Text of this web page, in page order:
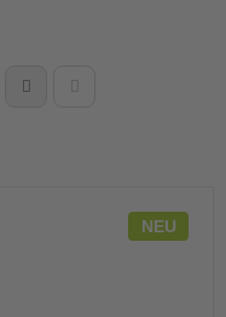
NEU